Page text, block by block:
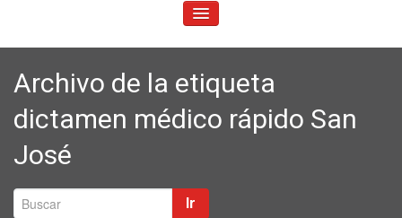
ALTERNAR
Archivo de la etiqueta
dictamen médico rápido San
José
Ir